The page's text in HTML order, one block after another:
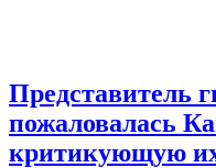
Представитель
пожаловалась
критикующую